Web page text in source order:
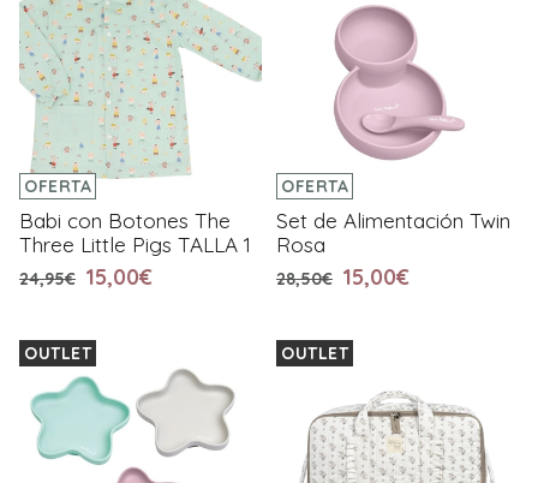
OFERTA
Babi con Botones The
Three Little Pigs TALLA 1
24,95€ 15,00€
OFERTA
Set de Alimentación Twin
Rosa
28,50€ 15,00€
OUTLET OUTLET